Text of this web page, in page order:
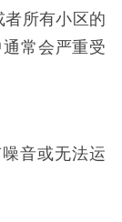
所有小区的
常会严重受
音或无法运